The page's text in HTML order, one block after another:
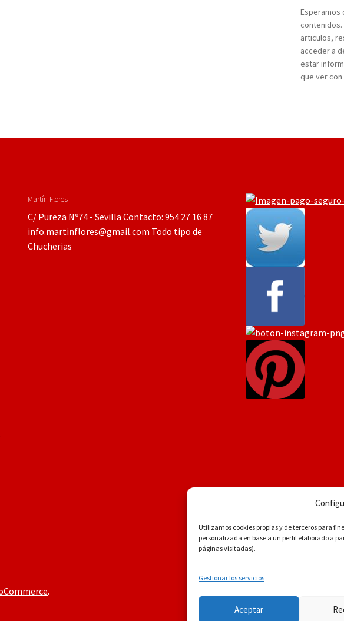
Utilizamos cookies propias y de terceros para
personalizada en base a un perfil elaborado a
páginas visitadas).
Gestionar los servicios
Aceptar
Esperamos
articulos,
acceder a
estar
que ver
Martín Flores
C/ Pureza Nº74 - Sevilla Contacto: 954 27 16 87
info.martinflores@gmail.com Todo tipo de
Chucherias
.